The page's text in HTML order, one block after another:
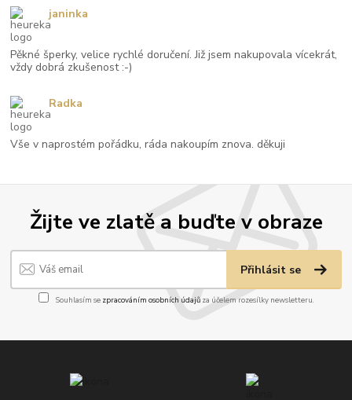
Žijte ve zlatě a buďte v obraze
Přihlásit se
Souhlasím se zpracováním osobních údajůza účelem rozesílky newsletteru.
Pěkné šperky, velice rychlé doručení. Již jsem nakupovala vícekrát,
vždy dobrá zkušenost :-)
janinka
Vše v naprostém pořádku, ráda nakoupím znova. děkuji
Radka